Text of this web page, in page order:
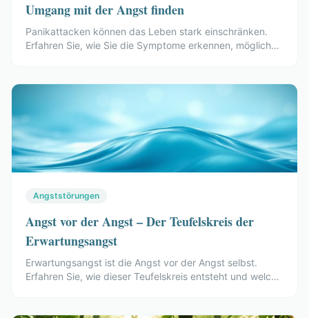
Umgang mit der Angst finden
Panikattacken können das Leben stark einschränken.
Erfahren Sie, wie Sie die Symptome erkennen, mögliche
Angststörungen
Angst vor der Angst – Der Teufelskreis der
Erwartungsangst
Erwartungsangst ist die Angst vor der Angst selbst.
Erfahren Sie, wie dieser Teufelskreis entsteht und welche